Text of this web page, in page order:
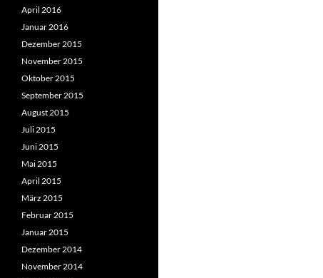
April 2016
Januar 2016
Dezember 2015
November 2015
Oktober 2015
September 2015
August 2015
Juli 2015
Juni 2015
Mai 2015
April 2015
März 2015
Februar 2015
Januar 2015
Dezember 2014
November 2014